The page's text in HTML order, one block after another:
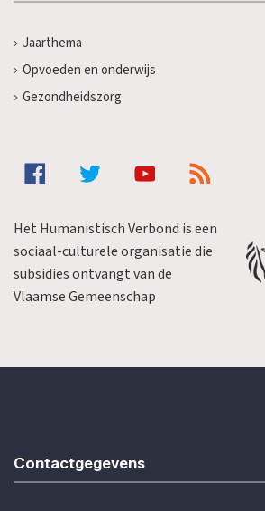
Jaarthema
Opvoeden en onderwijs
Gezondheidszorg
Het Humanistisch Verbond is een
sociaal-culturele organisatie die
subsidies ontvangt van de
Vlaamse Gemeenschap
Contactgegevens